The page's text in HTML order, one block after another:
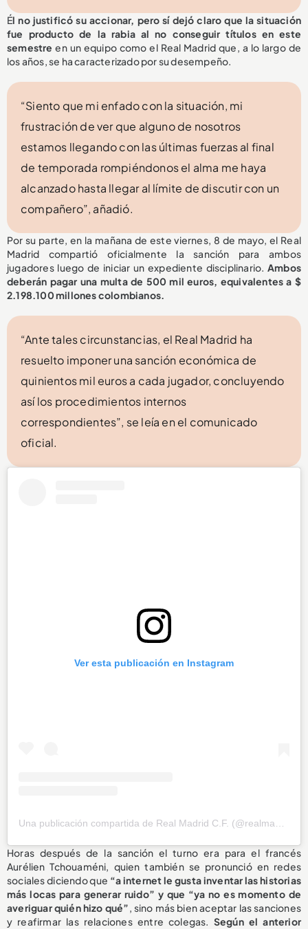
Él no justificó su accionar, pero sí dejó claro que la situación
fue producto de la rabia al no conseguir títulos en este
semestre en un equipo como el Real Madrid que, a lo largo de
los años, se ha caracterizado por su desempeño.
“Siento que mi enfado con la situación, mi
frustración de ver que alguno de nosotros
estamos llegando con las últimas fuerzas al final
de temporada rompiéndonos el alma me haya
alcanzado hasta llegar al límite de discutir con un
compañero”, añadió.
Por su parte, en la mañana de este viernes, 8 de mayo, el Real
Madrid compartió oficialmente la sanción para ambos
jugadores luego de iniciar un expediente disciplinario. Ambos
deberán pagar una multa de 500 mil euros, equivalentes a $
2.198.100 millones colombianos.
“Ante tales circunstancias, el Real Madrid ha
resuelto imponer una sanción económica de
quinientos mil euros a cada jugador, concluyendo
así los procedimientos internos
correspondientes”, se leía en el comunicado
oficial.
Ver esta publicación en Instagram
Una publicación compartida de Real Madrid C.F. (@realmadrid)
Horas después de la sanción el turno era para el francés
Aurélien Tchouaméni, quien también se pronunció en redes
sociales diciendo que “a internet le gusta inventar las historias
más locas para generar ruido” y que “ya no es momento de
averiguar quién hizo qué”, sino más bien aceptar las sanciones
y reafirmar las relaciones entre colegas. Según el anterior